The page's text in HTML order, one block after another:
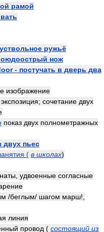
рамой
ружьё
нож
- постучать в дверь два
изображение
сочетание двух
показ двух полнометражных
двух пьес
( в школах)
удвоенные согласные
/беглым/ шагом марш!,
линия
провод ( состоящий из